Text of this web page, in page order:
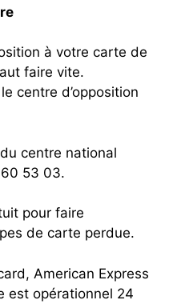
à votre carte de
faire vite.
centre d’opposition
centre national
53 03.
pour faire
de carte perdue.
American Express
est opérationnel 24